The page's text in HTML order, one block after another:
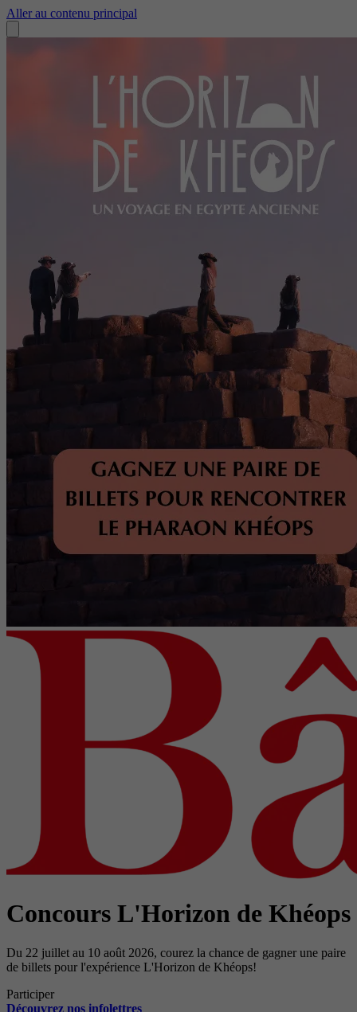
Aller au contenu principal
Concours L'Horizon de Khéops
Du 22 juillet au 10 août 2026, courez la chance de gagner une paire
de billets pour l'expérience L'Horizon de Khéops!
Participer
Découvrez nos infolettres